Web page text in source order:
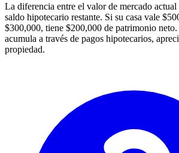
La diferencia entre el valor de mercado
saldo hipotecario restante. Si su casa vale
$300,000, tiene $200,000 de patrimonio
acumula a través de pagos hipotecarios,
propiedad.